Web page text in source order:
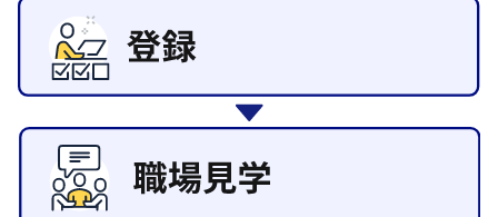
ルート営業
その他の専門職
施工管理
自動車整備士
配送・ドライバー
東広島市
安芸高田市
日給9000円～